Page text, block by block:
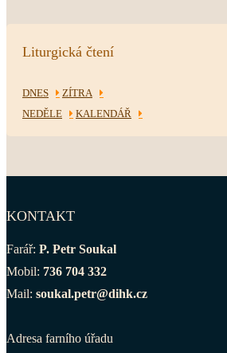
Liturgická čtení
DNES
ZÍTRA
NEDĚLE
KALENDÁŘ
KONTAKT
Farář: P. Petr Soukal
Mobil: 736 704 332
Mail: soukal.petr@dihk.cz
Adresa farního úřadu